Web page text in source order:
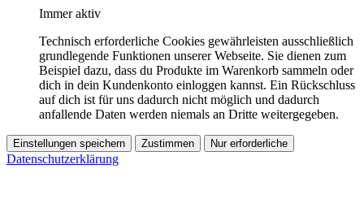
Immer aktiv
Technisch erforderliche Cookies gewährleisten ausschließlich
grundlegende Funktionen unserer Webseite. Sie dienen zum
Beispiel dazu, dass du Produkte im Warenkorb sammeln oder
dich in dein Kundenkonto einloggen kannst. Ein Rückschluss
auf dich ist für uns dadurch nicht möglich und dadurch
anfallende Daten werden niemals an Dritte weitergegeben.
Einstellungen speichern Zustimmen Nur erforderliche
Datenschutzerklärung